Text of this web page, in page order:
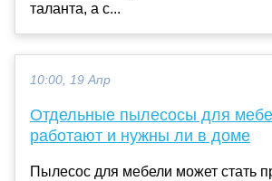
таланта, а с...
10:00, 19 Апр
Отдельные пылесосы для
работают и нужны ли в доме
Пылесос для мебели может стать